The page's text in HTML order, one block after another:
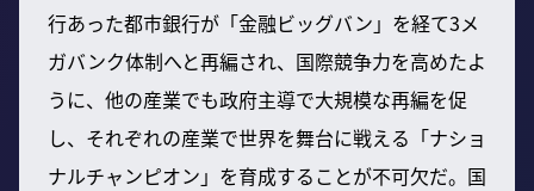
行あった都市銀行が「金融ビッグバン」を経て3メ
ガバンク体制へと再編され、国際競争力を高めたよ
うに、他の産業でも政府主導で大規模な再編を促
し、それぞれの産業で世界を舞台に戦える「ナショ
ナルチャンピオン」を育成することが不可欠だ。国